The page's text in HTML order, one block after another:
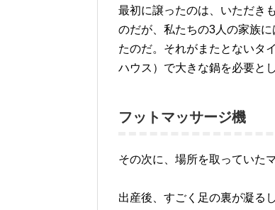
最初に譲ったのは、いただき
のだが、私たちの3人の家族
たのだ。それがまたとないタ
ハウス）で大きな鍋を必要と
フットマッサージ機
その次に、場所を取っていた
出産後、すごく足の裏が凝る